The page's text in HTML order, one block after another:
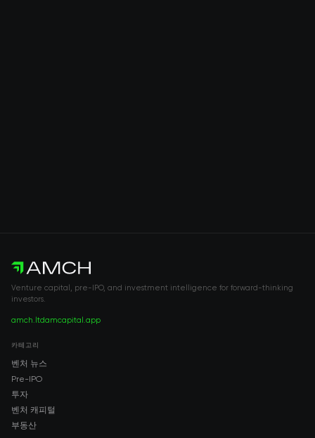
Venture capital, pre-IPO, and investment intelligence for forward-thinking
investors.
amch.ltdamcapital.app
카테고리
벤처 뉴스
Pre-IPO
투자
벤처 캐피털
부동산